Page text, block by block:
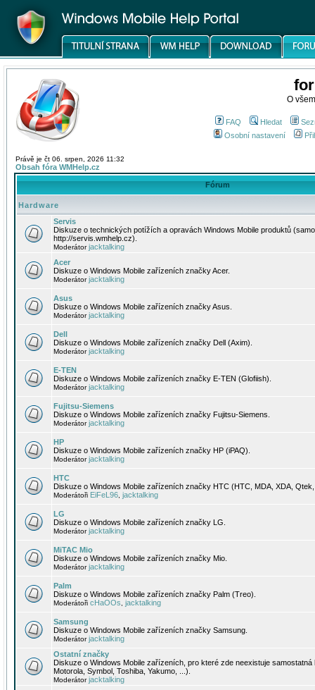
O
FAQ Hledat
Osobní nastavení
Právě je čt 06. srpen, 2026 11:32
Obsah fóra WMHelp.cz
Fórum
Hardware
Servis
Diskuze o technických potížích a opravách Windows Mobile produktů
http://servis.wmhelp.cz).
Moderátorjacktalking
Acer
Diskuze o Windows Mobile zařízeních značky Acer.
Moderátorjacktalking
Asus
Diskuze o Windows Mobile zařízeních značky Asus.
Moderátorjacktalking
Dell
Diskuze o Windows Mobile zařízeních značky Dell (Axim).
Moderátorjacktalking
E-TEN
Diskuze o Windows Mobile zařízeních značky E-TEN (Glofiish).
Moderátorjacktalking
Fujitsu-Siemens
Diskuze o Windows Mobile zařízeních značky Fujitsu-Siemens.
Moderátorjacktalking
HP
Diskuze o Windows Mobile zařízeních značky HP (iPAQ).
Moderátorjacktalking
HTC
Diskuze o Windows Mobile zařízeních značky HTC (HTC, MDA, XDA,
Moderátoři EiFeL96 jacktalking
LG
Diskuze o Windows Mobile zařízeních značky LG.
Moderátorjacktalking
MiTAC Mio
Diskuze o Windows Mobile zařízeních značky Mio.
Moderátorjacktalking
Palm
Diskuze o Windows Mobile zařízeních značky Palm (Treo).
Moderátoři cHaOOs jacktalking
Samsung
Diskuze o Windows Mobile zařízeních značky Samsung.
Moderátorjacktalking
Ostatní značky
Diskuze o Windows Mobile zařízeních, pro které zde neexistuje
Motorola, Symbol, Toshiba, Yakumo, ...).
Moderátorjacktalking